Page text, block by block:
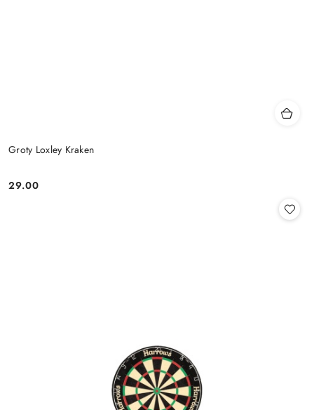
Groty Loxley Kraken
Cena:
29.00